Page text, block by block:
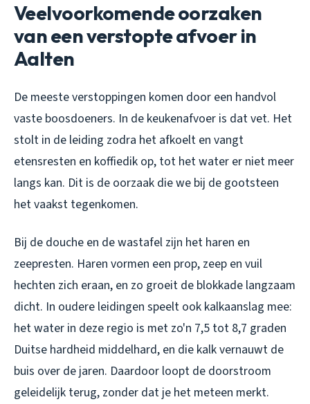
Veelvoorkomende oorzaken
van een verstopte afvoer in
Aalten
De meeste verstoppingen komen door een handvol
vaste boosdoeners. In de keukenafvoer is dat vet. Het
stolt in de leiding zodra het afkoelt en vangt
etensresten en koffiedik op, tot het water er niet meer
langs kan. Dit is de oorzaak die we bij de gootsteen
het vaakst tegenkomen.
Bij de douche en de wastafel zijn het haren en
zeepresten. Haren vormen een prop, zeep en vuil
hechten zich eraan, en zo groeit de blokkade langzaam
dicht. In oudere leidingen speelt ook kalkaanslag mee:
het water in deze regio is met zo'n 7,5 tot 8,7 graden
Duitse hardheid middelhard, en die kalk vernauwt de
buis over de jaren. Daardoor loopt de doorstroom
geleidelijk terug, zonder dat je het meteen merkt.